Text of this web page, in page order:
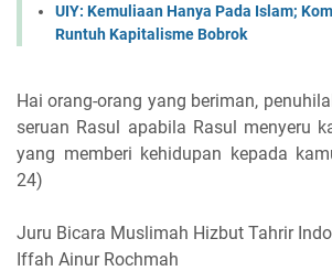
UIY: Kemuliaan Hanya Pada Islam;
Runtuh Kapitalisme Bobrok
Hai orang-orang yang beriman,
seruan Rasul apabila Rasul menyeru
yang memberi kehidupan kepada
24)
Juru Bicara Muslimah Hizbut Tahrir
Iffah Ainur Rochmah